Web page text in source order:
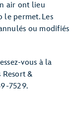
air ont lieu
le permet. Les
ou modifiés
vous à la
Resort &
7529.